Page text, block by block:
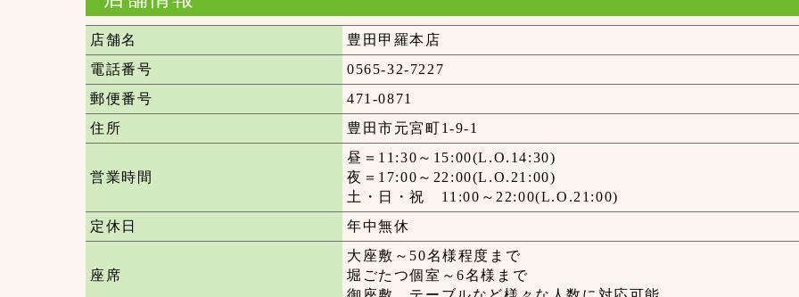
店舗名
豊田甲羅本店
電話番号
0565-32-7227
郵便番号
471-0871
住所
豊田市元宮町1-9-1
営業時間
昼＝11:30～15:00(L.O.14:30)
夜＝17:00～22:00(L.O.21:00)
土・日・祝 11:00～22:00(L.O.21:00)
定休日
年中無休
座席
大座敷～50名様程度まで
堀ごたつ個室～6名様まで